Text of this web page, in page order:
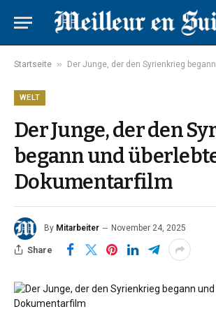
Startseite » Der Junge, der den Syrienkrieg begann und
WELT
Der Junge, der den
begann und überlebte
Dokumentarfilm
By Mitarbeiter November 24, 2025
Share